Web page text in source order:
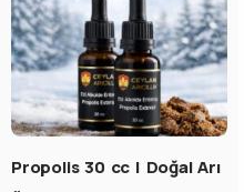
Propolis 30 cc | Doğal Arı